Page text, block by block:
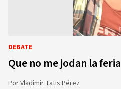
DEBATE
Que no me jodan la feria
PorVladimir Tatis Pérez